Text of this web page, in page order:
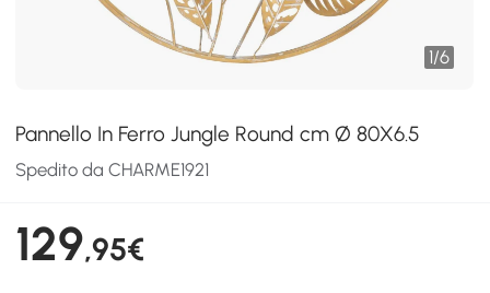
1/6
Pannello In Ferro Jungle Round cm Ø 80X6.5
Spedito da CHARME1921
129,95€